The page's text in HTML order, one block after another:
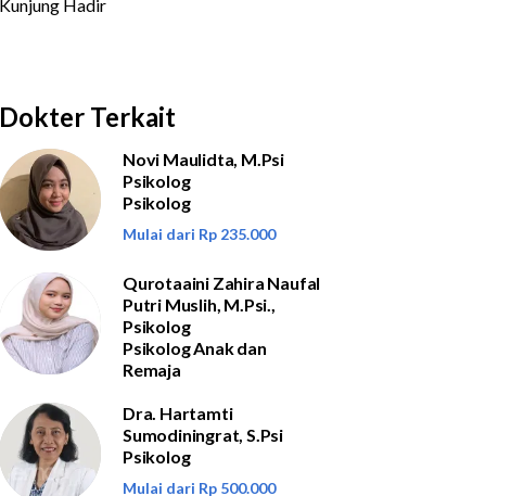
Dokter Terkait